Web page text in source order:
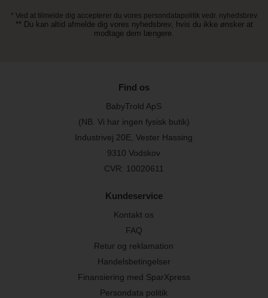
* Ved at tilmelde dig accepterer du vores persondatapolitik vedr. nyhedsbrev
** Du kan altid afmelde dig vores nyhedsbrev, hvis du ikke ønsker at
modtage dem længere.
Find os
BabyTrold ApS
(NB. Vi har ingen fysisk butik)
Industrivej 20E, Vester Hassing
9310 Vodskov
CVR: 10020611
Kundeservice
Kontakt os
FAQ
Retur og reklamation
Handelsbetingelser
Finansiering med SparXpress
Persondata politik